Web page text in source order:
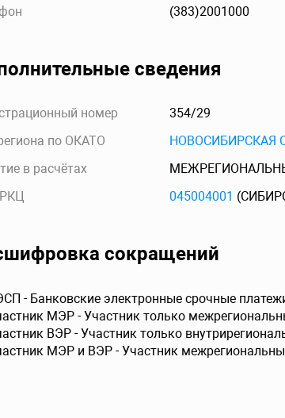
(383)2001000
сведения
номер
354/29
по ОКАТО
НОВОСИБИРСКАЯ
в расчётах
045004001
сокращений
- Банковские электронные срочные
МЭР - Участник только
ВЭР - Участник только
МЭР и ВЭР - Участник